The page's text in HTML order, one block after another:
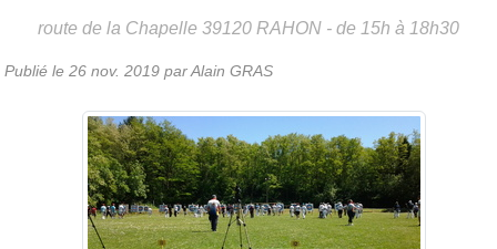
route de la Chapelle 39120 RAHON - de 15h à 18h30
Publié le 26 nov. 2019 par Alain GRAS